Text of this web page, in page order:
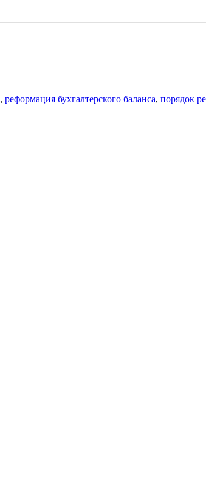
, реформация бухгалтерского баланса, порядок